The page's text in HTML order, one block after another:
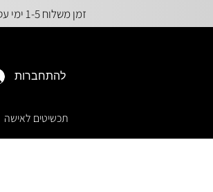
זמן משלוח 1-5 ימי עסקים
להתחברות
תכשיטים לאישה